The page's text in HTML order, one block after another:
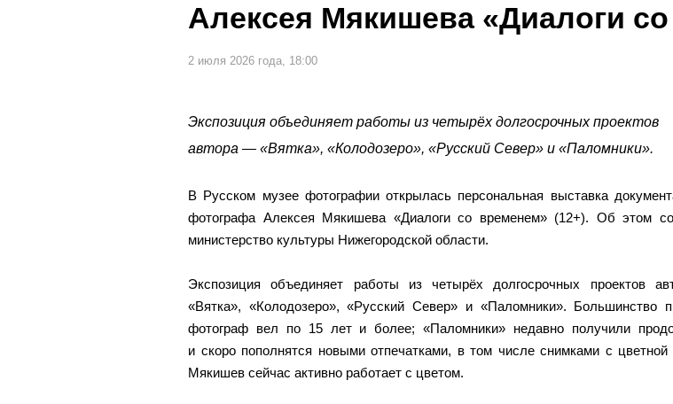
Алексея Мякишева «Диалоги
2 июля 2026 года, 18:00
Экспозиция объединяет работы из четырёх долгосрочных проектов
автора — «Вятка», «Колодозеро», «Русский Север» и «Паломники».
В Русском музее фотографии открылась персональная выставка
фотографа Алексея Мякишева «Диалоги со временем» (12+). Об этом
министерство культуры Нижегородской области.
Экспозиция объединяет работы из четырёх долгосрочных проектов
«Вятка», «Колодозеро», «Русский Север» и «Паломники». Большинство
фотограф вел по 15 лет и более; «Паломники» недавно получили
и скоро пополнятся новыми отпечатками, в том числе снимками с цветной
Мякишев сейчас активно работает с цветом.